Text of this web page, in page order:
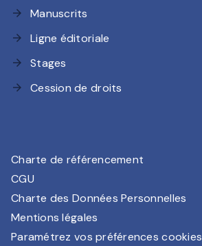
arrow_forward Manuscrits
arrow_forward Ligne éditoriale
arrow_forward Stages
arrow_forward Cession de droits
Charte de référencement
CGU
Charte des Données Personnelles
Mentions légales
Paramétrez vos préférences cookies